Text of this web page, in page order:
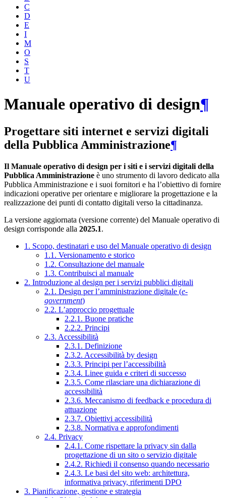
C
D
E
I
M
O
S
T
U
Manuale operativo di design¶
Progettare siti internet e servizi digitali
della Pubblica Amministrazione¶
Il Manuale operativo di design per i siti e i servizi digitali della
Pubblica Amministrazione è uno strumento di lavoro dedicato alla
Pubblica Amministrazione e i suoi fornitori e ha l’obiettivo di fornire
indicazioni operative per orientare e migliorare la progettazione e la
realizzazione dei punti di contatto digitali verso la cittadinanza.
La versione aggiornata (versione corrente) del Manuale operativo di
design corrisponde alla 2025.1.
1. Scopo, destinatari e uso del Manuale operativo di design
1.1. Versionamento e storico
1.2. Consultazione del manuale
1.3. Contribuisci al manuale
2. Introduzione al design per i servizi pubblici digitali
2.1. Design per l’amministrazione digitale (e-
government)
2.2. L’approccio progettuale
2.2.1. Buone pratiche
2.2.2. Principi
2.3. Accessibilità
2.3.1. Definizione
2.3.2. Accessibilità by design
2.3.3. Principi per l’accessibilità
2.3.4. Linee guida e criteri di successo
2.3.5. Come rilasciare una dichiarazione di
accessibilità
2.3.6. Meccanismo di feedback e procedura di
attuazione
2.3.7. Obiettivi accessibilità
2.3.8. Normativa e approfondimenti
2.4. Privacy
2.4.1. Come rispettare la privacy sin dalla
progettazione di un sito o servizio digitale
2.4.2. Richiedi il consenso quando necessario
2.4.3. Le basi del sito web: architettura,
informativa privacy, riferimenti DPO
3. Pianificazione, gestione e strategia